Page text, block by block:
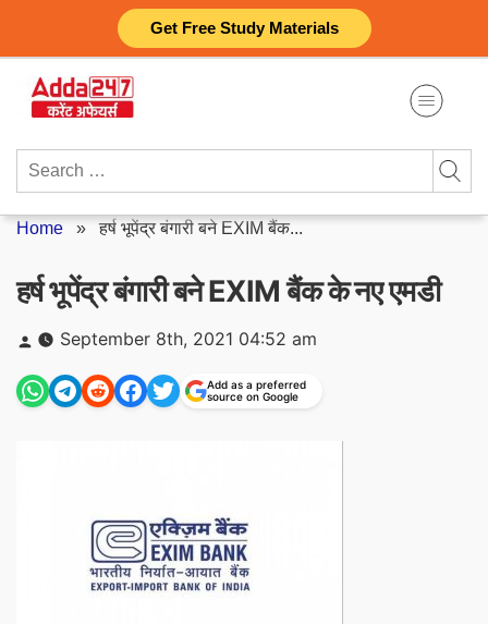
Get Free Study Materials
content
Search
Home »हर्ष भूपेंद्र बंगारी बने EXIM बैंक...
हर्ष भूपेंद्र बंगारी बने EXIM बैंक के नए एमडी
Posted
by
September 8th, 2021 04:52 am
Add as a preferred
source on Google